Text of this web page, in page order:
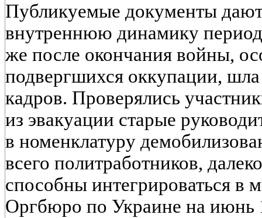
Публикуемые документы
внутреннюю динамику
же после окончания войны,
подвергшихся оккупации, шла
кадров. Проверялись
из эвакуации старые
в номенклатуру
всего политработников,
способны интегрироваться
Оргбюро по Украине на июнь